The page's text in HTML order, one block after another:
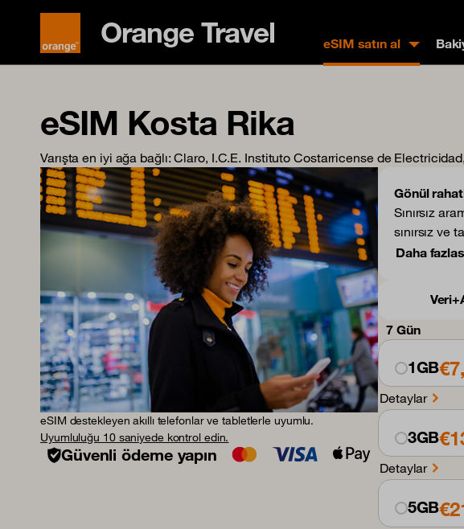
Orange Travel eSIM satın al
eSIM Kosta Rika
Varışta en iyi ağa bağlı: Claro, I.C.E. Instituto Costarricense de
eSIM destekleyen akıllı telefonlar ve tabletlerle uyumlu.
Uyumluluğu 10 saniyede kontrol edin.
Güvenli ödeme yapın
Gönül
Sınırsız
sınırsız ve
Daha
7 Gün
1GB
Detaylar
3GB
Detaylar
5GB